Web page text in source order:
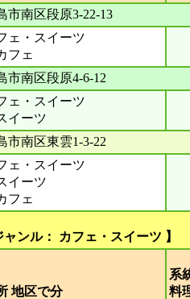
市南区段原3-22-13
ェ・スイーツ
フェ
市南区段原4-6-12
ェ・スイーツ
イーツ
市南区東雲1-3-22
ェ・スイーツ
イーツ
フェ
ンル： カフェ・スイーツ 】
地区で分
系
料